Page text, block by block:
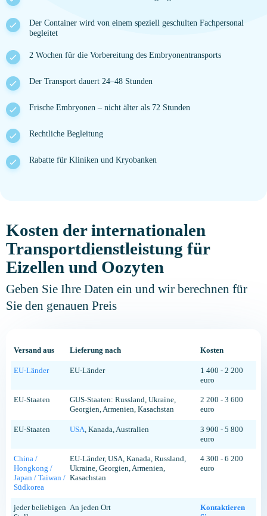
Der Container wird von einem speziell geschulten Fachpersonal
begleitet
2 Wochen für die Vorbereitung des Embryonentransports
Der Transport dauert 24–48 Stunden
Frische Embryonen – nicht älter als 72 Stunden
Rechtliche Begleitung
Rabatte für Kliniken und Kryobanken
Kosten der internationalen
Transportdienstleistung für
Eizellen und Oozyten
Geben Sie Ihre Daten ein und wir berechnen für
Sie den genauen Preis
Versand aus Lieferung nach Kosten
EU-Länder EU-Länder
1 400 - 2 200
euro
EU-Staaten
GUS-Staaten: Russland, Ukraine,
Georgien, Armenien, Kasachstan
2 200 - 3 600
euro
EU-Staaten USA , Kanada, Australien
3 900 - 5 800
euro
China /
Hongkong /
Japan / Taiwan /
Südkorea
EU-Länder, USA, Kanada, Russland,
Ukraine, Georgien, Armenien,
Kasachstan
4 300 - 6 200
euro
jeder beliebigen An jeden Ort
Kontaktieren